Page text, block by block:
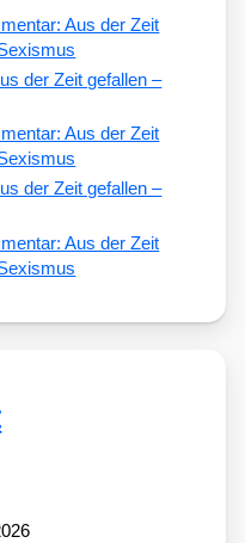
Aus der Zeit
der Zeit gefallen –
Aus der Zeit
der Zeit gefallen –
Aus der Zeit